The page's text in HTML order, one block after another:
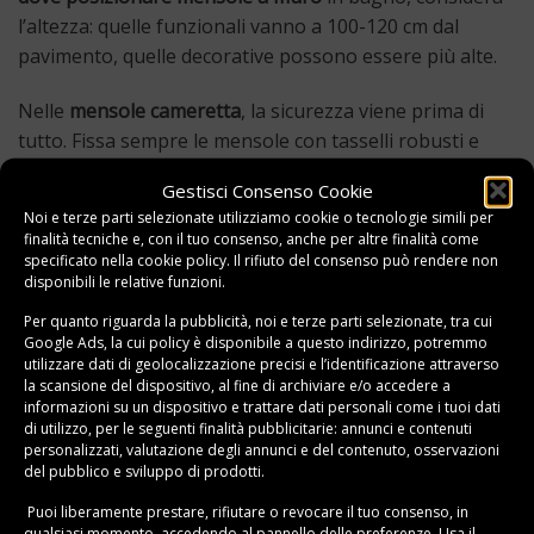
Gestisci Consenso Cookie
Noi e terze parti selezionate utilizziamo cookie o tecnologie simili per
finalità tecniche e, con il tuo consenso, anche per altre finalità come
specificato nella cookie policy. Il rifiuto del consenso può rendere non
disponibili le relative funzioni.
Per quanto riguarda la pubblicità, noi e terze parti selezionate, tra cui
Google Ads, la cui policy è disponibile a questo indirizzo, potremmo
utilizzare dati di geolocalizzazione precisi e l’identificazione attraverso
la scansione del dispositivo, al fine di archiviare e/o accedere a
informazioni su un dispositivo e trattare dati personali come i tuoi dati
di utilizzo, per le seguenti finalità pubblicitarie: annunci e contenuti
personalizzati, valutazione degli annunci e del contenuto, osservazioni
del pubblico e sviluppo di prodotti.
Puoi liberamente prestare, rifiutare o revocare il tuo consenso, in
l’altezza: quelle funzionali vanno a 100-120 cm dal
pavimento, quelle decorative possono essere più alte.
Nelle mensole cameretta, la sicurezza viene prima di
tutto. Fissa sempre le mensole con tasselli robusti e
più piccoli, posizionale a altezza bambino (60-90 cm)
per favorire l’autonomia: cesti con giocattoli, libri
illustrati, peluche. Per ragazzi e adolescenti, crea zone
tematiche: una mensola per trofei sportivi, una per la
collezione di fumetti, unamensole a muro per camera
da lettosopra la scrivania per materiale scolastico. Le
mensole colorate o con forme geometriche rendono la
cameretta più giocosa, mentre quelle in legno naturale
crescono con il bambino.
Muro